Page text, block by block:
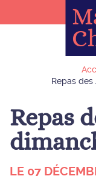
Repas
Repas
LE 07